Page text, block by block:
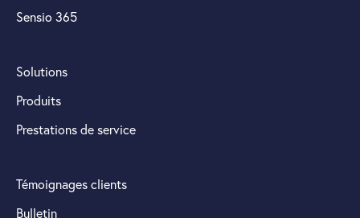
Sensio 365
Solutions
Produits
Prestations de service
Témoignages clients
Bulletin